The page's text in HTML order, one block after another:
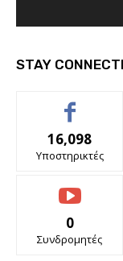
STAY
16,098
Υποστηρικτές
0
Συνδρομητές